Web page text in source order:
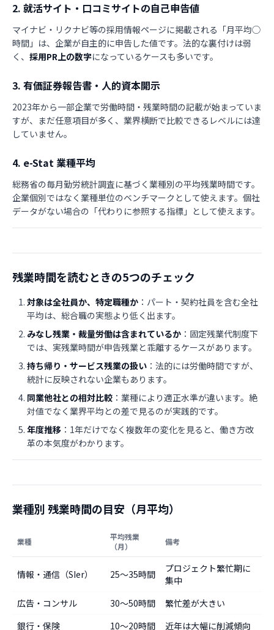
2. 就活サイト・口コミサイトの自己申告値
マイナビ・リクナビ等の採用情報ページに掲載される「月平均◯
時間」は、企業が自主的に申告した値です。法的な裏付けは弱
く、 採用PR上の数字になっているケースも多いです。
3. 有価証券報告書・人的資本開示
2023年から一部企業で労働時間・残業時間の記載が始まっていま
すが、まだ任意項目が多く、業界横断で比較できるレベルには達
していません。
4. e-Stat 業種平均
総務省の毎月勤労統計調査に基づく業種別の平均残業時間です。
企業個別ではなく業種単位のベンチマークとして使えます。個社
データがない場合の「代わりに参照する指標」として使えます。
残業時間を読むときの5つのチェック
対象は全社員か、特定職種か ：パート・契約社員を含む全社
平均は、総合職の実態より低く出ます。
みなし残業・裁量労働は含まれているか ：固定残業代制度下
では、実残業時間が申告残業と乖離するケースがあります。
持ち帰り・サービス残業の扱い ：法的には労働時間ですが、
統計に反映されない企業もあります。
同業他社との相対比較 ：業種により適正水準が違います。絶
対値でなく業界平均との差で見るのが実践的です。
年度推移 ：1年だけでなく複数年の変化を見ると、働き方改
革の本気度がわかります。
業種別 残業時間の目安（月平均）
業種
平均残業
（月）
備考
情報・通信（SIer） 25〜35時間
プロジェクト繁忙期に
集中
広告・コンサル
30〜50時間
繁忙差が大きい
銀行・保険
10〜20時間 近年は大幅に削減傾向